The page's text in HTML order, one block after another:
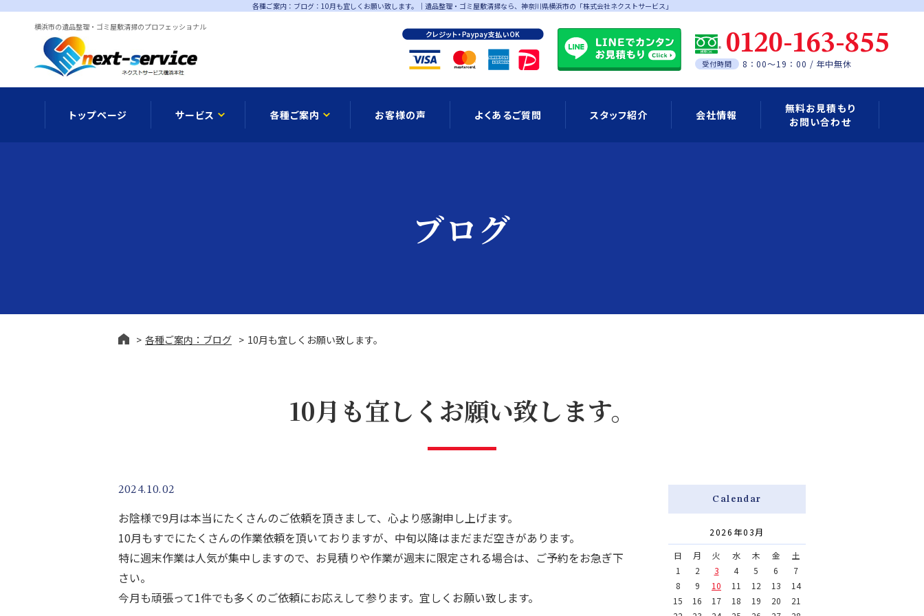
各種ご案内：ブログ：10月も宜しくお願い致します。
｜遺品整理・ゴミ屋敷清掃なら、神奈川県横浜市の「株式会社ネクストサービス」
横浜市の遺品整理・ゴミ屋敷清掃のプロフェッショナル
0120-163-855
受付時間 8：00～19：00 / 年中無休
トップページ サービス 各種ご案内 お客様の声 よくあるご質問 スタッフ紹介 会社情報
無料お見積もり
お問い合わせ
ブログ
各種ご案内：ブログ 10月も宜しくお願い致します。
10月も宜しくお願い致します。
2024.10.02
お陰様で9月は本当にたくさんのご依頼を頂きまして、心より感謝申し上げます。
10月もすでにたくさんの作業依頼を頂いておりますが、中旬以降はまだまだ空きがあります。
特に週末作業は人気が集中しますので、お見積りや作業が週末に限定される場合は、ご予約をお急ぎ下
さい。
今月も頑張って1件でも多くのご依頼にお応えして参ります。宜しくお願い致します。
Calendar
2026年03月
日
月 火 水 木 金
土
1
2 3 4 5 6
7
8
9 10 11 12 13
14
15
16 17 18 19 20
21